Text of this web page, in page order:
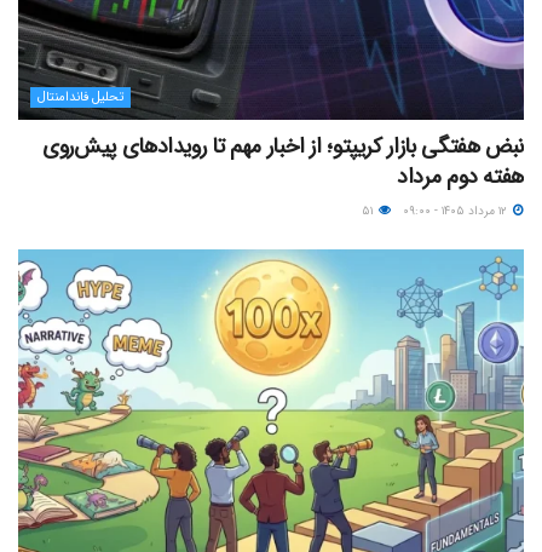
تحلیل فاندامنتال
نبض هفتگی بازار کریپتو؛ از اخبار مهم تا رویدادهای پیش‌روی
هفته دوم مرداد